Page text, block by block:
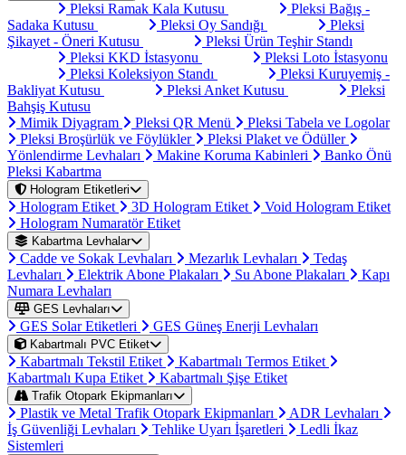
Pleksi Ramak Kala Kutusu
Pleksi Bağış -
Sadaka Kutusu
Pleksi Oy Sandığı
Pleksi
Şikayet - Öneri Kutusu
Pleksi Ürün Teşhir Standı
Pleksi KKD İstasyonu
Pleksi Loto İstasyonu
Pleksi Koleksiyon Standı
Pleksi Kuruyemiş -
Bakliyat Kutusu
Pleksi Anket Kutusu
Pleksi
Bahşiş Kutusu
Mimik Diyagram
Pleksi QR Menü
Pleksi Tabela ve Logolar
Pleksi Broşürlük ve Föylükler
Pleksi Plaket ve Ödüller
Yönlendirme Levhaları
Makine Koruma Kabinleri
Banko Önü
Pleksi Kabartma
Hologram Etiketleri
Hologram Etiket 3D Hologram Etiket
Void Hologram Etiket
Hologram Numaratör Etiket
Kabartma Levhalar
Cadde ve Sokak Levhaları Mezarlık Levhaları
Tedaş
Levhaları
Elektrik Abone Plakaları Su Abone Plakaları
Kapı
Numara Levhaları
GES Levhaları
GES Solar Etiketleri GES Güneş Enerji Levhaları
Kabartmalı PVC Etiket
Kabartmalı Tekstil Etiket
Kabartmalı Termos Etiket
Kabartmalı Kupa Etiket
Kabartmalı Şişe Etiket
Trafik Otopark Ekipmanları
Plastik ve Metal Trafik Otopark Ekipmanları
ADR Levhaları
İş Güvenliği Levhaları
Tehlike Uyarı İşaretleri
Ledli İkaz
Sistemleri